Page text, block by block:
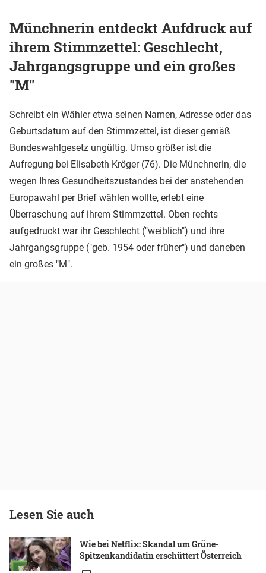
Münchnerin entdeckt Aufdruck auf
ihrem Stimmzettel: Geschlecht,
Jahrgangsgruppe und ein großes
"M"
Schreibt ein Wähler etwa seinen Namen, Adresse oder das
Geburtsdatum auf den Stimmzettel, ist dieser gemäß
Bundeswahlgesetz ungültig. Umso größer ist die
Aufregung bei Elisabeth Kröger (76). Die Münchnerin, die
wegen Ihres Gesundheitszustandes bei der anstehenden
Europawahl per Brief wählen wollte, erlebt eine
Überraschung auf ihrem Stimmzettel. Oben rechts
aufgedruckt war ihr Geschlecht ("weiblich") und ihre
Jahrgangsgruppe ("geb. 1954 oder früher") und daneben
ein großes "M".
Lesen Sie auch
Wie bei Netflix: Skandal um Grüne-
Spitzenkandidatin erschüttert Österreich